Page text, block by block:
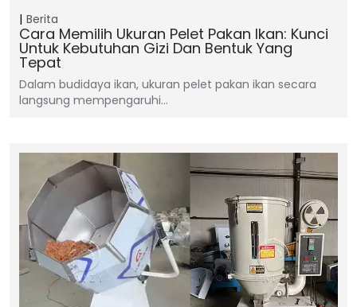
Berita
Cara Memilih Ukuran Pelet Pakan Ikan: Kunci
Untuk Kebutuhan Gizi Dan Bentuk Yang
Tepat
Dalam budidaya ikan, ukuran pelet pakan ikan secara
langsung mempengaruhi…